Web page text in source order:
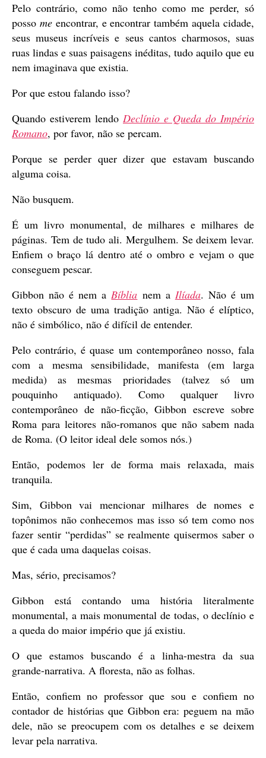
Pelo contrário, como não tenho como me perder, só
posso me encontrar, e encontrar também aquela cidade,
seus museus incríveis e seus cantos charmosos, suas
ruas lindas e suas paisagens inéditas, tudo aquilo que eu
nem imaginava que existia.
Por que estou falando isso?
Quando estiverem lendo Declínio e Queda do Império
Romano, por favor, não se percam.
Porque se perder quer dizer que estavam buscando
alguma coisa.
Não busquem.
É um livro monumental, de milhares e milhares de
páginas. Tem de tudo ali. Mergulhem. Se deixem levar.
Enfiem o braço lá dentro até o ombro e vejam o que
conseguem pescar.
Gibbon não é nem aBíblia nem a Ilíada. Não é um
texto obscuro de uma tradição antiga. Não é elíptico,
não é simbólico, não é difícil de entender.
Pelo contrário, é quase um contemporâneo nosso, fala
com a mesma sensibilidade, manifesta (em larga
medida) as mesmas prioridades (talvez só um
pouquinho antiquado). Como qualquer livro
contemporâneo de não-ficção, Gibbon escreve sobre
Roma para leitores não-romanos que não sabem nada
de Roma. (O leitor ideal dele somos nós.)
Então, podemos ler de forma mais relaxada, mais
tranquila.
Sim, Gibbon vai mencionar milhares de nomes e
topônimos não conhecemos mas isso só tem como nos
fazer sentir “perdidas” se realmente quisermos saber o
que é cada uma daquelas coisas.
Mas, sério, precisamos?
Gibbon está contando uma história literalmente
monumental, a mais monumental de todas, o declínio e
a queda do maior império que já existiu.
O que estamos buscando é a linha-mestra da sua
grande-narrativa. A floresta, não as folhas.
Então, confiem no professor que sou e confiem no
contador de histórias que Gibbon era: peguem na mão
dele, não se preocupem com os detalhes e se deixem
levar pela narrativa.